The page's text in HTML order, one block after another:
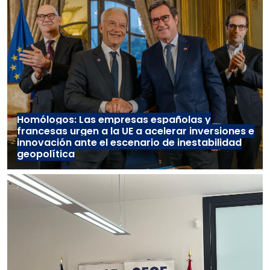
Homólogos: Las empresas españolas y
francesas urgen a la UE a acelerar inversiones e
innovación ante el escenario de inestabilidad
geopolítica